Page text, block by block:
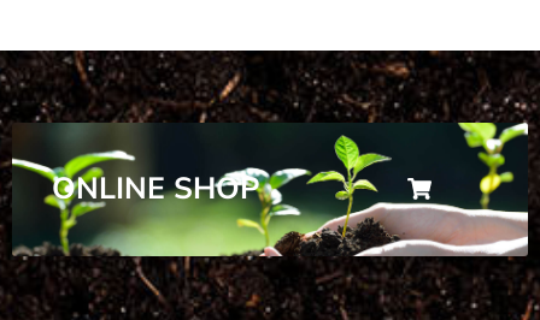
ONLINE SHOP